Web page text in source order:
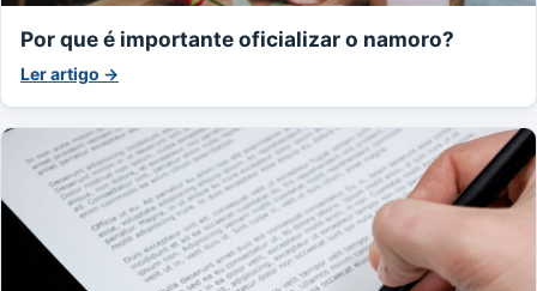
Por que é importante oficializar o namoro?
Ler artigo →